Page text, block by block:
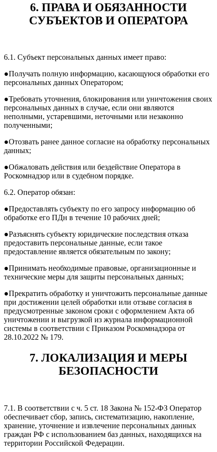
6. ПРАВА И ОБЯЗАННОСТИ
СУБЪЕКТОВ И ОПЕРАТОРА
6.1. Субъект персональных данных имеет право:
●Получать полную информацию, касающуюся обработки его
персональных данных Оператором;
●Требовать уточнения, блокирования или уничтожения своих
персональных данных в случае, если они являются
неполными, устаревшими, неточными или незаконно
полученными;
●Отозвать ранее данное согласие на обработку персональных
данных;
●Обжаловать действия или бездействие Оператора в
Роскомнадзор или в судебном порядке.
6.2. Оператор обязан:
●Предоставлять субъекту по его запросу информацию об
обработке его ПДн в течение 10 рабочих дней;
●Разъяснять субъекту юридические последствия отказа
предоставить персональные данные, если такое
предоставление является обязательным по закону;
●Принимать необходимые правовые, организационные и
технические меры для защиты персональных данных;
●Прекратить обработку и уничтожить персональные данные
при достижении целей обработки или отзыве согласия в
предусмотренные законом сроки с оформлением Акта об
уничтожении и выгрузкой из журнала информационной
системы в соответствии с Приказом Роскомнадзора от
28.10.2022 № 179.
7. ЛОКАЛИЗАЦИЯ И МЕРЫ
БЕЗОПАСНОСТИ
7.1. В соответствии с ч. 5 ст. 18 Закона № 152-ФЗ Оператор
обеспечивает сбор, запись, систематизацию, накопление,
хранение, уточнение и извлечение персональных данных
граждан РФ с использованием баз данных, находящихся на
территории Российской Федерации.